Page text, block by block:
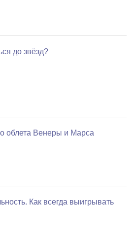
до звёзд?
облета Венеры и Марса
Как всегда выигрывать